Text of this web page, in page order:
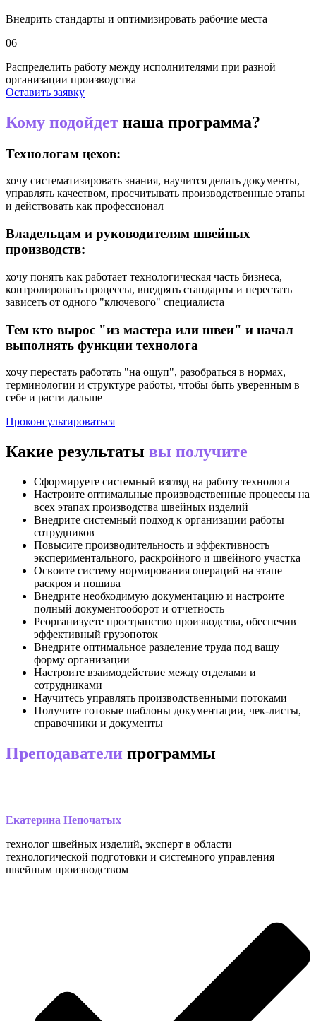
Внедрить стандарты и оптимизировать рабочие места
06
Распределить работу между исполнителями при разной
организации производства
Оставить заявку
Кому подойдет наша программа?
Технологам цехов:
хочу систематизировать знания, научится делать документы,
управлять качеством, просчитывать производственные этапы
и действовать как профессионал
Владельцам и руководителям швейных
производств:
хочу понять как работает технологическая часть бизнеса,
контролировать процессы, внедрять стандарты и перестать
зависеть от одного "ключевого" специалиста
Тем кто вырос "из мастера или швеи" и начал
выполнять функции технолога
хочу перестать работать "на ощуп", разобраться в нормах,
терминологии и структуре работы, чтобы быть уверенным в
себе и расти дальше
Проконсультироваться
Какие результаты вы получите
Сформируете системный взгляд на работу технолога
Настроите оптимальные производственные процессы на
всех этапах производства швейных изделий
Внедрите системный подход к организации работы
сотрудников
Повысите производительность и эффективность
экспериментального, раскройного и швейного участка
Освоите систему нормирования операций на этапе
раскроя и пошива
Внедрите необходимую документацию и настроите
полный документооборот и отчетность
Реорганизуете пространство производства, обеспечив
эффективный грузопоток
Внедрите оптимальное разделение труда под вашу
форму организации
Настроите взаимодействие между отделами и
сотрудниками
Научитесь управлять производственными потоками
Получите готовые шаблоны документации, чек-листы,
справочники и документы
Преподаватели программы
Екатерина Непочатых
технолог швейных изделий, эксперт в области
технологической подготовки и системного управления
швейным производством